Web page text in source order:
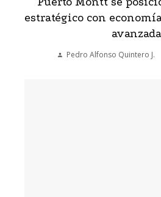
estratégico con
avanzada
Pedro Alfonso Quintero J.